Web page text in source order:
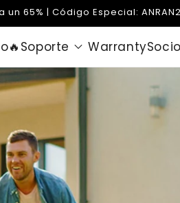
65% | Código Especial:
Soporte Warranty